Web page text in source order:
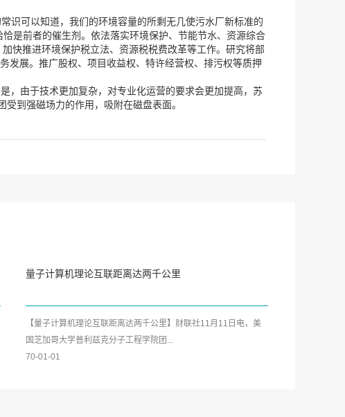
识可以知道，我们的环境容量的所剩无几使污水厂新标准的
是前者的催生剂。依法落实环境保护、节能节水、资源综合
快推进环境保护税立法、资源税税费改革等工作。研究将部
发展。推广股权、项目收益权、特许经营权、排污权等质押
，由于技术更加复杂，对专业化运营的要求会更加提高，苏
到强磁场力的作用，吸附在磁盘表面。
量子计算机理论互联距离达两千公里
【量子计算机理论互联距离达两千公里】财联社11月11日电，美
国芝加哥大学普利兹克分子工程学院团...
70-01-01